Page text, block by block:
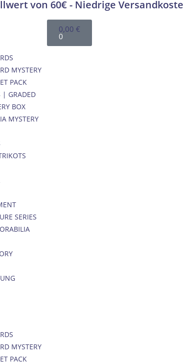
von 60€ - Niedrige
MYSTERY
PACK
| GRADED
BOX
MYSTERY
SERIES
MYSTERY
PACK
0,00 €
0